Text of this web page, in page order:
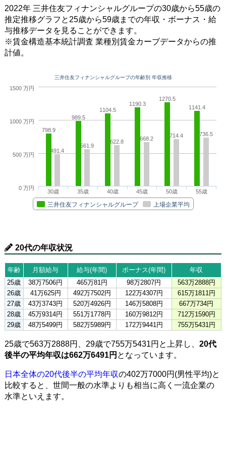
2022年 三井住友フィナンシャルグループの30歳から55歳の
推定推移グラフと25歳から59歳までの年収・ボーナス・給
与推移データを見ることができます。
※賃金構造基本統計調査 業種別賃金カーブデータからの推
計値。
三井住友フィナンシャルグループの年齢別 年収推移
798.9
989.5
1104.5
1190.3
1270.5
1141.4
491.4
561.9
622.8 668.2 714.4 736.5
三井住友フィナンシャルグループ 上場企業平均
30歳 35歳 40歳 45歳 50歳 55歳
0 万円
500 万円
1000 万円
1500 万円
20代の年収状況
年齢 月額給与 給与(年間) ボーナス(年間)
年収
25歳
38万7506円 465万81円 98万2807円
563万2888円
26歳
41万625円 492万7502円 122万4307円
615万1811円
27歳
43万3743円 520万4926円 146万5808円
667万734円
28歳
45万9314円 551万1778円 160万9812円
712万1590円
29歳
48万5499円 582万5989円 172万9441円 755万5431円
25歳で563万2888円、29歳で755万5431円と上昇し、 20代
後半の平均年収は662万6491円 となっています。
日本全体の20代後半の平均年収の402万7000円(男性平均)と
比較すると、世間一般の水準よりも相当に高く一流企業の
水準といえます。